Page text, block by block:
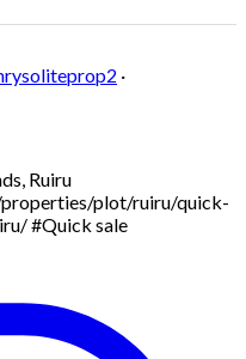
·
Ruiru
plot/ruiru/quick-
#Quick sale